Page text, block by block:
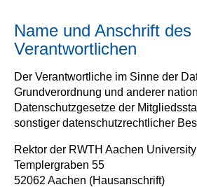
Name und Anschrift des
Verantwortlichen
Der Verantwortliche im Sinne der
Grundverordnung und anderer
Datenschutzgesetze der
sonstiger datenschutzrechtlicher
Rektor der RWTH Aachen University
Templergraben 55
52062 Aachen (Hausanschrift)